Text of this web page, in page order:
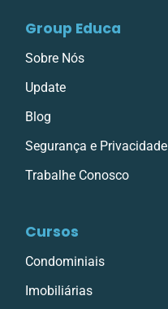
Group Educa
Sobre Nós
Update
Blog
Segurança e Privacidade
Trabalhe Conosco
Cursos
Condominiais
Imobiliárias